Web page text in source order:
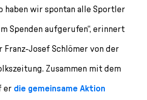
haben wir spontan alle Sportler
Spenden aufgerufen“, erinnert
Josef Schlömer von der
Zusammen mit dem
er die gemeinsame Aktion